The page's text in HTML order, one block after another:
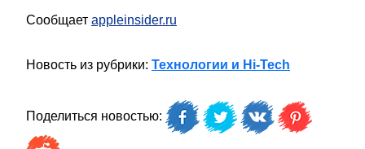
Сообщает appleinsider.ru
Новость из рубрики: Технологии и Hi-Tech
Поделиться новостью: